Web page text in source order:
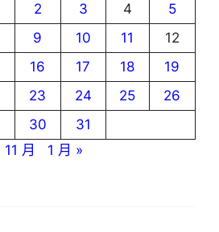
2 3 4
5
9 10 11
12
16 17 18
19
23 24 25
26
30
31
11 月
1 月 »